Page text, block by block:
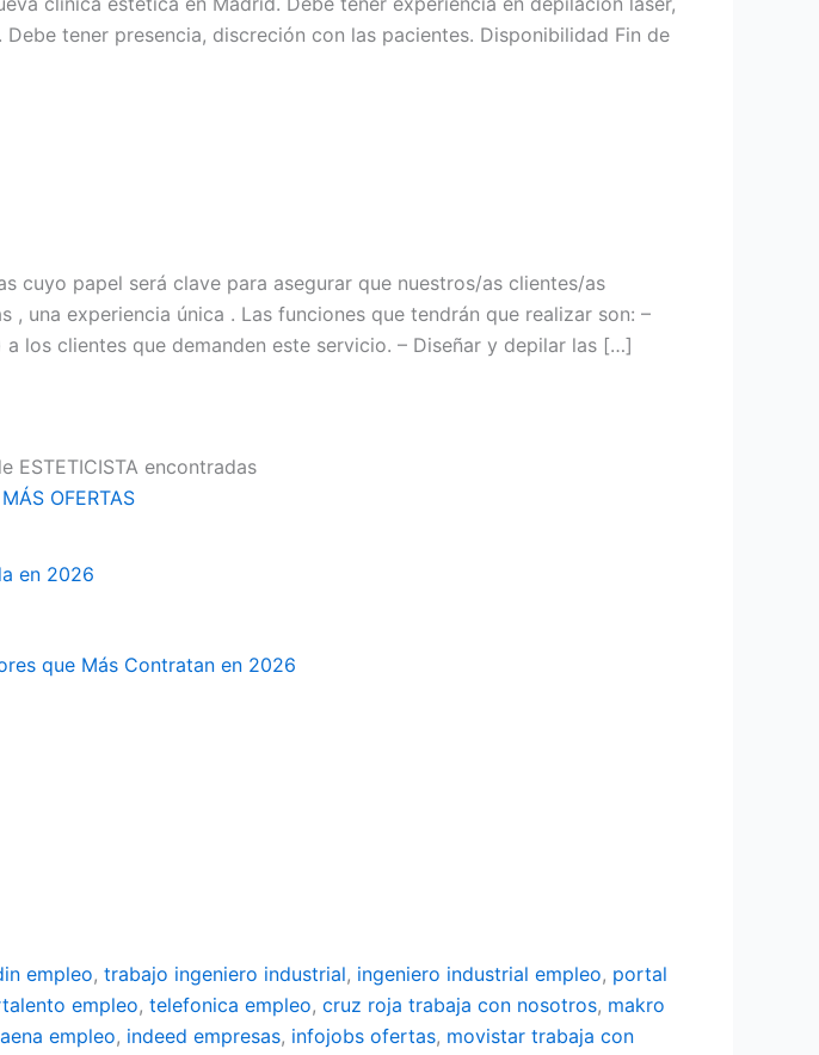
tener presencia, discreción con las pacientes. Disponibilidad Fin de
cuyo papel será clave para asegurar que nuestros/as clientes/as
una experiencia única . Las funciones que tendrán que realizar son: –
los clientes que demanden este servicio. – Diseñar y depilar las […]
encontradas
OFERTAS
en 2026
que Más Contratan en 2026
empleo, trabajo ingeniero industrial, ingeniero industrial empleo, portal
empleo, telefonica empleo, cruz roja trabaja con nosotros, makro
aena empleo, indeed empresas, infojobs ofertas, movistar trabaja con